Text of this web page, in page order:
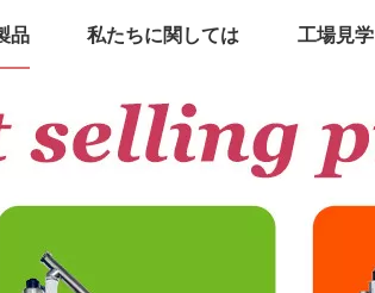
品 私たちに関しては 工場見学